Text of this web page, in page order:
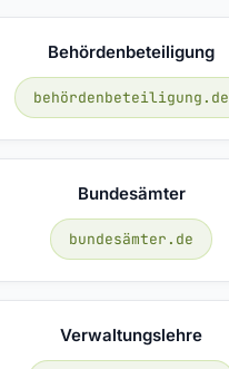
Behördenbeteiligung
behördenbeteiligung.de
Bundesämter
bundesämter.de
Verwaltungslehre